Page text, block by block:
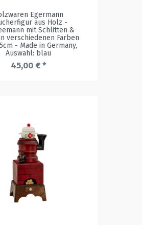
Egermann
aus Holz -
mit Schlitten &
verschiedenen Farben
- Made in Germany,
Auswahl: blau
45,00 € *